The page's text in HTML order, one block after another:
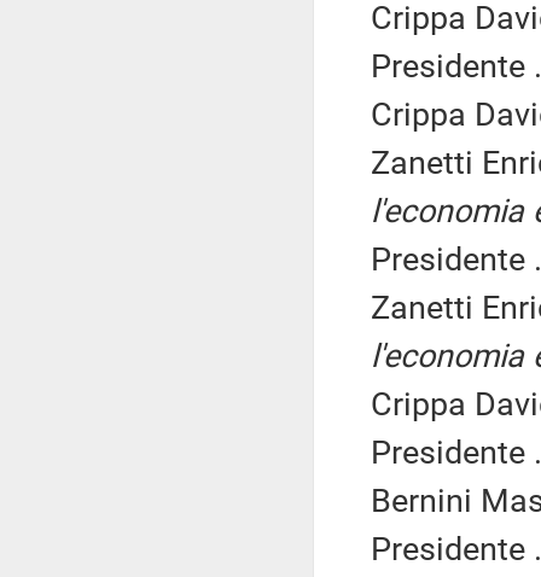
Crippa
Presidente
Crippa
Zanetti
l'economia
Presidente
Zanetti
l'economia
Crippa
Presidente
Bernini
Presidente